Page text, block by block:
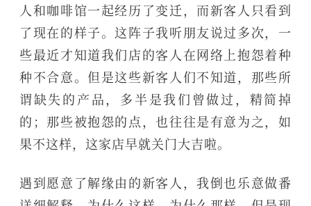
人和咖啡馆一起经历了变迁，而新客人只看到
了现在的样子。这阵子我听朋友说过多次，一
些最近才知道我们店的客人在网络上抱怨着种
种不合意。但是这些新客人们不知道，那些所
谓缺失的产品，多半是我们曾做过，精简掉
的；那些被抱怨的点，也往往是有意为之，如
果不这样，这家店早就关门大吉啦。
遇到愿意了解缘由的新客人，我倒也乐意做番